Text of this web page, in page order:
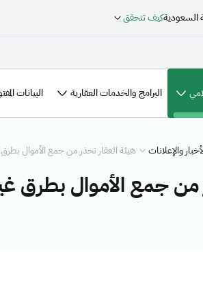
السعوديةكيف تتحقق
البرامج والخدمات العقارية البيانات
والإعلانات هيئة العقار تحذر من جمع الأموال بطرق
من جمع الأموال بطرق